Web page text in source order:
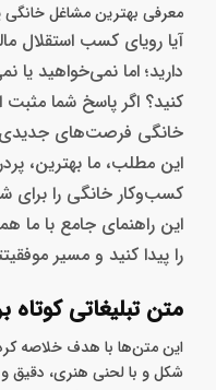
معرفی بهترین مشاغل خانگی
آیا رویای کسب استقلال
دارید؛ اما نمی‌خواهید یا
کنید؟ اگر پاسخ شما مثبت
خانگی فرصت‌های جدیدی
این مطلب، ما بهترین،
کسب‌وکار خانگی را برای
این راهنمای جامع با ما
را پیدا کنید و مسیر
متن تبلیغاتی کوتاه
این متن‌ها با هدف خلاصه
شکل و با لحنی هنری، دقیق و